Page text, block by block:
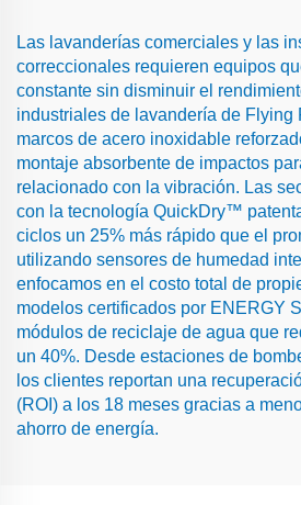
Las lavanderías comerciales y las
correccionales requieren equipos
constante sin disminuir el
industriales de lavandería de Flying
marcos de acero inoxidable
montaje absorbente de impactos
relacionado con la vibración. Las
con la tecnología QuickDry™
ciclos un 25% más rápido que el
utilizando sensores de humedad
enfocamos en el costo total de
modelos certificados por ENERGY
módulos de reciclaje de agua que
un 40%. Desde estaciones de
los clientes reportan una
(ROI) a los 18 meses gracias a
ahorro de energía.